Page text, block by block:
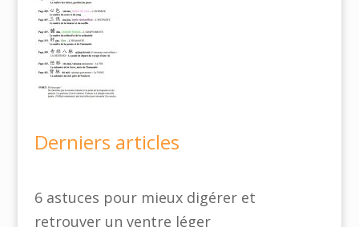
Derniers articles
6 astuces pour mieux digérer et
retrouver un ventre léger